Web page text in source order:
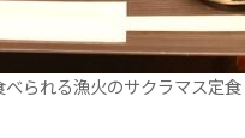
られる漁火のサクラマス定食